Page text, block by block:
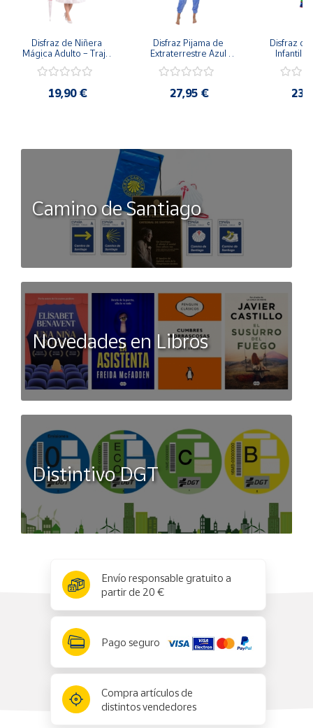
Disfraz de Niñera
Mágica Adulto – Traje
de Mary Poppins con
(3 Piezas)
19,90 €
Disfraz Pijama de
Extraterrestre Azul
Kigurumi de
27,95 €
Disfraz de
Infantil –
Camino de Santiago
Novedades en Libros
Distintivo DGT
Envío responsable gratuito a
partir de 20 €
Pago seguro
Compra artículos de
distintos vendedores